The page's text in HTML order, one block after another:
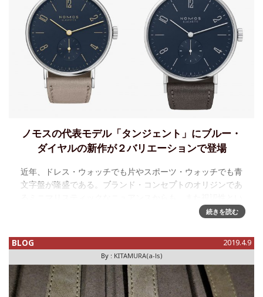
ノモスの代表モデル「タンジェント」にブルー・
ダイヤルの新作が２バリエーションで登場
近年、ドレス・ウォッチでも片やスポーツ・ウォッチでも青
文字盤が隆盛である。ブランド・コンセプトのオリジンであ
う実用的な面からも文字盤はホワイトのイメージが強いノモ
続きを読む
BLOG 2019.4.9
By : KITAMURA(a-ls)